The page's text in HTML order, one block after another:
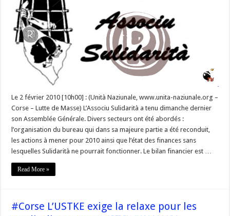
un
bilan
de
son
activité
lors
d’une
conférence
de
presse
de
2010
Le 2 février 2010 [10h00] : (Unità Naziunale, www.unita-naziunale.org –
Corse – Lutte de Masse) L’Associu Sulidarità a tenu dimanche dernier
son Assemblée Générale. Divers secteurs ont été abordés :
l’organisation du bureau qui dans sa majeure partie a été reconduit,
les actions à mener pour 2010 ainsi que l’état des finances sans
lesquelles Sulidarità ne pourrait fonctionner. Le bilan financier est …
Read More »
#Corse L’USTKE exige la relaxe pour les